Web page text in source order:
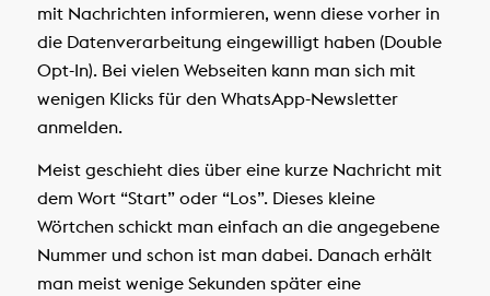
mit Nachrichten informieren, wenn diese vorher in
die Datenverarbeitung eingewilligt haben (Double
Opt-In). Bei vielen Webseiten kann man sich mit
wenigen Klicks für den WhatsApp-Newsletter
anmelden.
Meist geschieht dies über eine kurze Nachricht mit
dem Wort “Start” oder “Los”. Dieses kleine
Wörtchen schickt man einfach an die angegebene
Nummer und schon ist man dabei. Danach erhält
man meist wenige Sekunden später eine